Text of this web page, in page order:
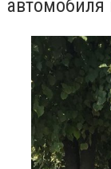
автомобиля